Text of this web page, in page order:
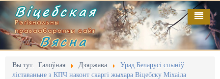
Віцебская
Рэгіянальны
праваабарончы сайт
Вясна
Вы тут: Галоўная Дзяржава
Урад Беларусі спыніў
ліставаньне з КПЧ наконт скаргі жыхара Віцебску Міхаіла
Галоўная
Адміністрацыйны перасьлед
Выданьні